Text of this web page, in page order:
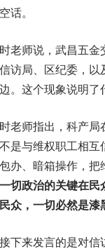
话。
时老师说，武昌五金
局、区纪委，以
。这个现象说明了
时老师指出，科产局
是与维权职工相互
办、暗箱操作，把
切政治的关键在民
众，一切必然是漆
接下来发言的是对信